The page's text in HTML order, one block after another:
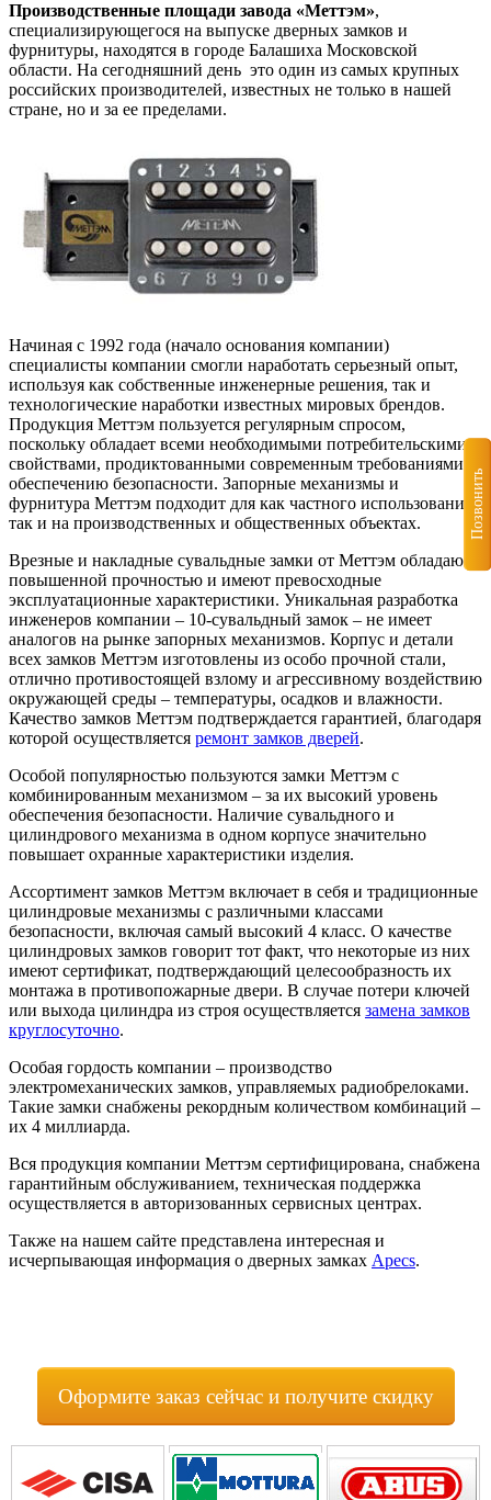
Производственные площади завода «Меттэм»,
специализирующегося на выпуске дверных замков и
фурнитуры, находятся в городе Балашиха Московской
области. На сегодняшний день это один из самых крупных
российских производителей, известных не только в нашей
стране, но и за ее пределами.
Начиная с 1992 года (начало основания компании)
специалисты компании смогли наработать серьезный опыт,
используя как собственные инженерные решения, так и
технологические наработки известных мировых брендов.
Продукция Меттэм пользуется регулярным спросом,
поскольку обладает всеми необходимыми потребительскими
свойствами, продиктованными современным требованиями к
обеспечению безопасности. Запорные механизмы и
фурнитура Меттэм подходит для как частного использования,
так и на производственных и общественных объектах.
Врезные и накладные сувальдные замки от Меттэм обладают
повышенной прочностью и имеют превосходные
эксплуатационные характеристики. Уникальная разработка
инженеров компании – 10-сувальдный замок – не имеет
аналогов на рынке запорных механизмов. Корпус и детали
всех замков Меттэм изготовлены из особо прочной стали,
отлично противостоящей взлому и агрессивному воздействию
окружающей среды – температуры, осадков и влажности.
Качество замков Меттэм подтверждается гарантией, благодаря
которой осуществляется ремонт замков дверей.
Особой популярностью пользуются замки Меттэм с
комбинированным механизмом – за их высокий уровень
обеспечения безопасности. Наличие сувальдного и
цилиндрового механизма в одном корпусе значительно
повышает охранные характеристики изделия.
Ассортимент замков Меттэм включает в себя и традиционные
цилиндровые механизмы с различными классами
безопасности, включая самый высокий 4 класс. О качестве
цилиндровых замков говорит тот факт, что некоторые из них
имеют сертификат, подтверждающий целесообразность их
монтажа в противопожарные двери. В случае потери ключей
или выхода цилиндра из строя осуществляется замена замков
круглосуточно.
Особая гордость компании – производство
электромеханических замков, управляемых радиобрелоками.
Такие замки снабжены рекордным количеством комбинаций –
их 4 миллиарда.
Вся продукция компании Меттэм сертифицирована, снабжена
гарантийным обслуживанием, техническая поддержка
осуществляется в авторизованных сервисных центрах.
Также на нашем сайте представлена интересная и
исчерпывающая информация о дверных замках Apecs.
Позвонить
Оформите заказ сейчас и получите скидку